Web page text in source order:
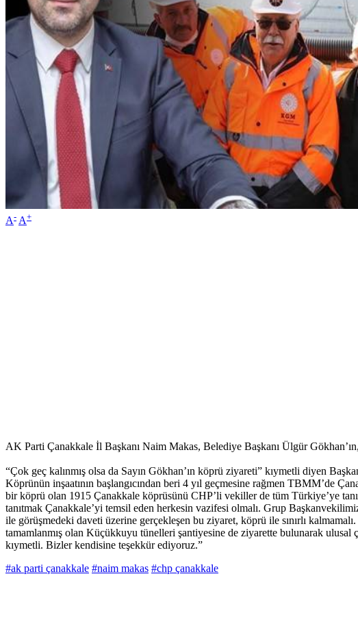
A- A+
AK Parti Çanakkale İl Başkanı Naim Makas, Belediye Başkanı Ülgür
“Çok geç kalınmış olsa da Sayın Gökhan’ın köprü ziyareti” kıymetli diyen
Köprünün inşaatının başlangıcından beri 4 yıl geçmesine rağmen TBMM’de
bir köprü olan 1915 Çanakkale köprüsünü CHP’li vekiller de tüm Türkiye’ye
tanıtmak Çanakkale’yi temsil eden herkesin vazifesi olmalı. Grup
ile görüşmedeki daveti üzerine gerçekleşen bu ziyaret, köprü ile sınırlı
tamamlanmış olan Küçükkuyu tünelleri şantiyesine de ziyarette bulunarak ulusal
kıymetli. Bizler kendisine teşekkür ediyoruz.”
#ak parti çanakkale #naim makas #chp çanakkale